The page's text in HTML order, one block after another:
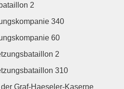
2
340
60
2
310
Graf-Haeseler-Kaserne